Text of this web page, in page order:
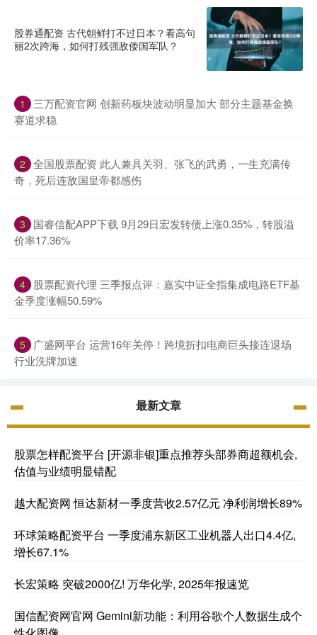
股券通配资 古代朝鲜打不过日本？看高句
丽2次跨海，如何打残强敌倭国军队？
1
三万配资官网 创新药板块波动明显加大 部分主题基金换
赛道求稳
2 全国股票配资 此人兼具关羽、张飞的武勇，一生充满传
奇，死后连敌国皇帝都感伤
3
国睿信配APP下载 9月29日宏发转债上涨0.35%，转股溢
价率17.36%
4 股票配资代理 三季报点评：嘉实中证全指集成电路ETF基
金季度涨幅50.59%
5 广盛网平台 运营16年关停！跨境折扣电商巨头接连退场
行业洗牌加速
最新文章
股票怎样配资平台 [开源非银]重点推荐头部券商超额机会,
估值与业绩明显错配
越大配资网 恒达新材一季度营收2.57亿元 净利润增长89%
环球策略配资平台 一季度浦东新区工业机器人出口4.4亿,
增长67.1%
长宏策略 突破2000亿! 万华化学, 2025年报速览
国信配资网官网 Gemini新功能：利用谷歌个人数据生成个